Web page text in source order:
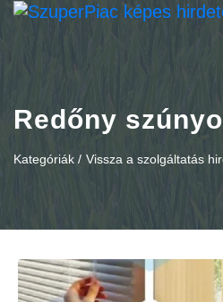
Redőny
Kategóriák / Vissza a szolgáltatás